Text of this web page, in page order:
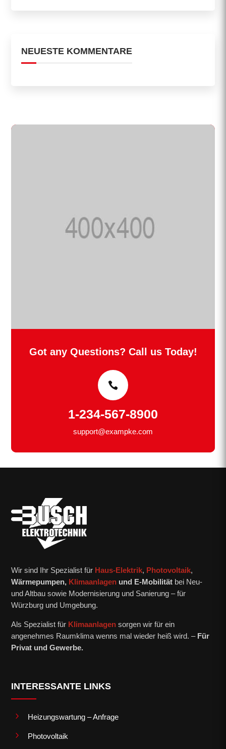
NEUESTE KOMMENTARE
Got any Questions? Call us Today!
1-234-567-8900
support@exampke.com
Wir sind Ihr Spezialist für Haus-Elektrik, Photovoltaik,
Wärmepumpen, Klimaanlagen und E-Mobilität bei Neu-
und Altbau sowie Modernisierung und Sanierung – für
Würzburg und Umgebung.
Als Spezialist für Klimaanlagen sorgen wir für ein
angenehmes Raumklima wenns mal wieder heiß wird. – Für
Privat und Gewerbe.
INTERESSANTE LINKS
5 Heizungswartung – Anfrage
5 Photovoltaik